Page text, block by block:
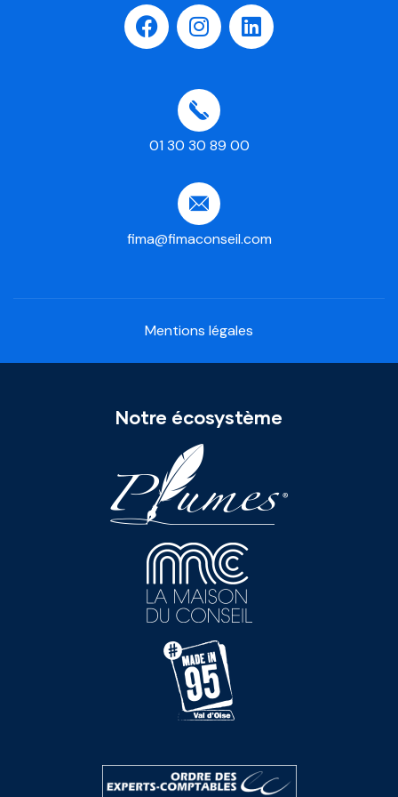
01 30 30 89 00
fima@fimaconseil.com
Mentions légales
Notre écosystème